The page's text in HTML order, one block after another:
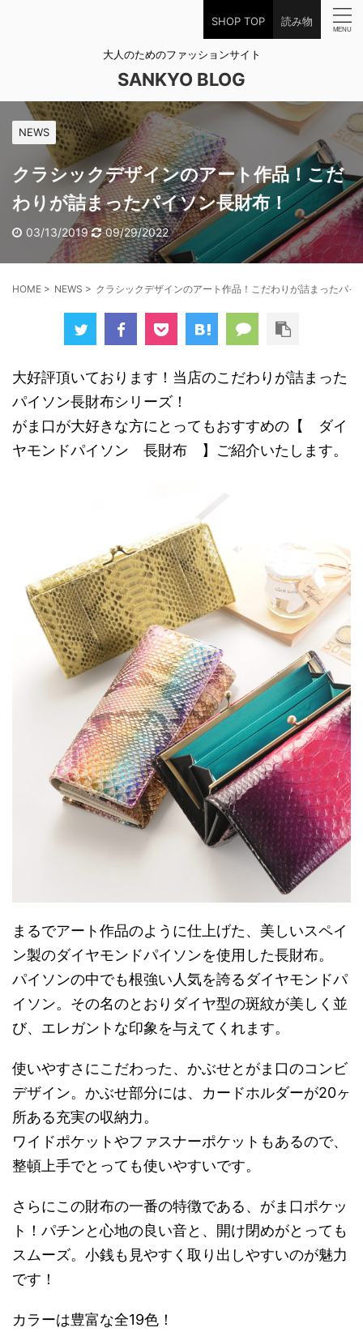
SHOP TOP 読み物
大人のためのファッションサイト
SANKYO BLOG
NEWS
クラシックデザインのアート作品！こだ
わりが詰まったパイソン長財布！
03/13/2019 09/29/2022
HOME > NEWS > クラシックデザインのアート作品！こだわりが詰まったパイ
大好評頂いております！当店のこだわりが詰まった
パイソン長財布シリーズ！
がま口が大好きな方にとってもおすすめの【 ダイ
ヤモンドパイソン 長財布 】ご紹介いたします。
まるでアート作品のように仕上げた、美しいスペイ
ン製のダイヤモンドパイソンを使用した長財布。
パイソンの中でも根強い人気を誇るダイヤモンドパ
イソン。その名のとおりダイヤ型の斑紋が美しく並
び、エレガントな印象を与えてくれます。
使いやすさにこだわった、かぶせとがま口のコンビ
デザイン。かぶせ部分には、カードホルダーが20ヶ
所ある充実の収納力。
ワイドポケットやファスナーポケットもあるので、
整頓上手でとっても使いやすいです。
さらにこの財布の一番の特徴である、がま口ポケッ
ト！パチンと心地の良い音と、開け閉めがとっても
スムーズ。小銭も見やすく取り出しやすいのが魅力
です！
カラーは豊富な全19色！